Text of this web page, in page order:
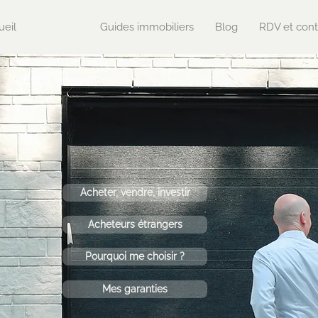
Guides immobiliers Blog RDV et
Acheter, vendre, investir
Acheteurs étrangers
Pourquoi me choisir ?
Mes garanties